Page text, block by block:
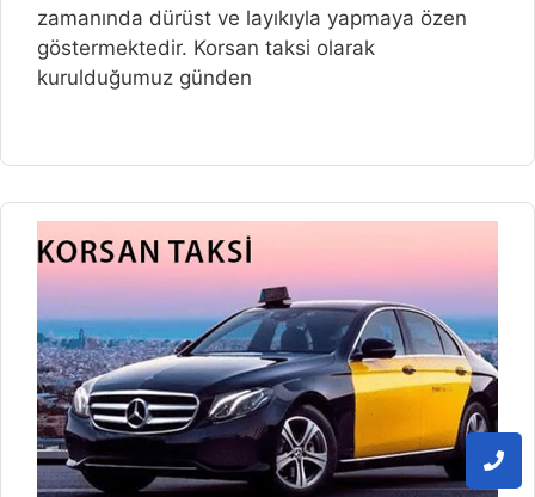
zamanında dürüst ve layıkıyla yapmaya özen
göstermektedir. Korsan taksi olarak
kurulduğumuz günden